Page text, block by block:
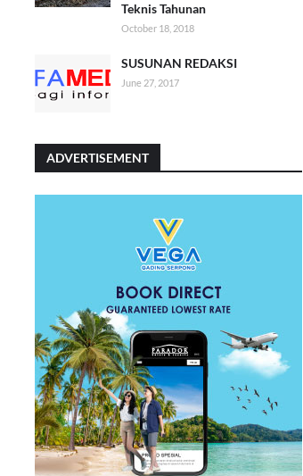
Teknis Tahunan
October 18, 2018
SUSUNAN REDAKSI
June 27, 2017
ADVERTISEMENT